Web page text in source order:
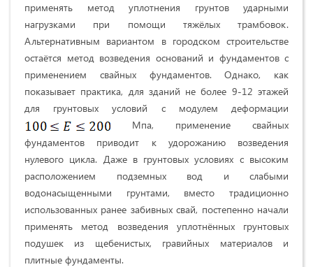
применять метод уплотнения грунтов ударными
нагрузками при помощи тяжёлых трамбовок.
Альтернативным вариантом в городском строительстве
остаётся метод возведения оснований и фундаментов с
применением свайных фундаментов. Однако, как
показывает практика, для зданий не более 9-12 этажей
для грунтовых условий с модулем деформации
Мпа, применение свайных
фундаментов приводит к удорожанию возведения
нулевого цикла. Даже в грунтовых условиях с высоким
расположением подземных вод и слабыми
водонасыщенными грунтами, вместо традиционно
использованных ранее забивных свай, постепенно начали
применять метод возведения уплотнённых грунтовых
подушек из щебенистых, гравийных материалов и
плитные фундаменты.